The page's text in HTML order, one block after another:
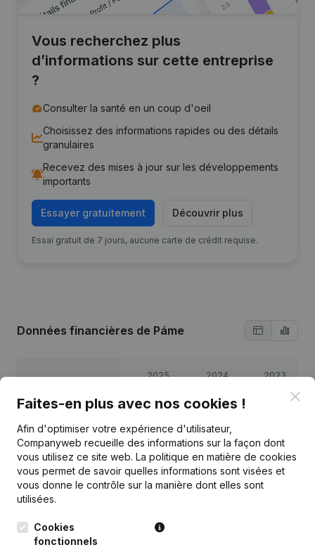
Vous recherchez plus
d’informations sur cette entreprise
?
Consulter la santé en un coup d'oeil
Choisissez des informations rapides ou des détails
granulaires
Recevez des mises à jour sur les développements
importants
Essayer gratuitement Découvrir plus
Essai gratuit de 7 jours, aucune carte de crédit requise.
Données financières de Páme
2025 2024 2023
Bénéfices/pertes €45 659 €17 539
Capitaux propres €73 256 €27 597 €10 059
Marge brute 61 962 26 797
Faites-en plus avec nos cookies !
Afin d'optimiser votre expérience d'utilisateur,
Companyweb recueille des informations sur la façon dont
vous utilisez ce site web. La politique en matière de cookies
vous permet de savoir quelles informations sont visées et
vous donne le contrôle sur la manière dont elles sont
utilisées.
Cookies
fonctionnels